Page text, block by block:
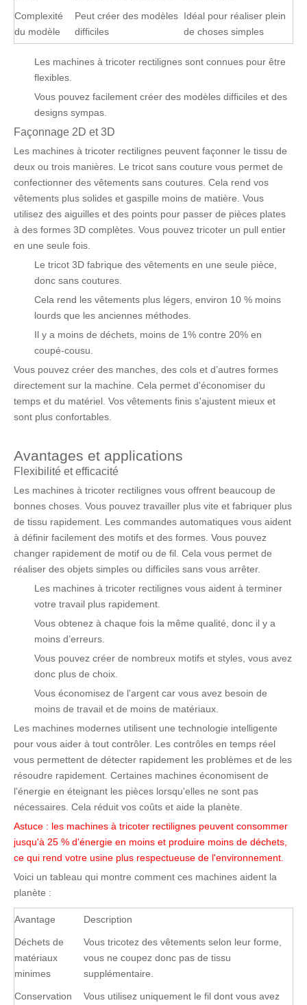
Complexité
du modèle
Peut créer des modèles
difficiles
Idéal pour réaliser plein
de choses simples
Les machines à tricoter rectilignes sont connues pour être
flexibles.
Vous pouvez facilement créer des modèles difficiles et des
designs sympas.
Façonnage 2D et 3D
Les machines à tricoter rectilignes peuvent façonner le tissu de
deux ou trois manières. Le tricot sans couture vous permet de
confectionner des vêtements sans coutures. Cela rend vos
vêtements plus solides et gaspille moins de matière. Vous
utilisez des aiguilles et des points pour passer de pièces plates
à des formes 3D complètes. Vous pouvez tricoter un pull entier
en une seule fois.
Le tricot 3D fabrique des vêtements en une seule pièce,
donc sans coutures.
Cela rend les vêtements plus légers, environ 10 % moins
lourds que les anciennes méthodes.
Il y a moins de déchets, moins de 1% contre 20% en
coupé-cousu.
Vous pouvez créer des manches, des cols et d’autres formes
directement sur la machine. Cela permet d'économiser du
temps et du matériel. Vos vêtements finis s'ajustent mieux et
sont plus confortables.
Avantages et applications
Flexibilité et efficacité
Les machines à tricoter rectilignes vous offrent beaucoup de
bonnes choses. Vous pouvez travailler plus vite et fabriquer plus
de tissu rapidement. Les commandes automatiques vous aident
à définir facilement des motifs et des formes. Vous pouvez
changer rapidement de motif ou de fil. Cela vous permet de
réaliser des objets simples ou difficiles sans vous arrêter.
Les machines à tricoter rectilignes vous aident à terminer
votre travail plus rapidement.
Vous obtenez à chaque fois la même qualité, donc il y a
moins d’erreurs.
Vous pouvez créer de nombreux motifs et styles, vous avez
donc plus de choix.
Vous économisez de l'argent car vous avez besoin de
moins de travail et de moins de matériaux.
Les machines modernes utilisent une technologie intelligente
pour vous aider à tout contrôler. Les contrôles en temps réel
vous permettent de détecter rapidement les problèmes et de les
résoudre rapidement. Certaines machines économisent de
l'énergie en éteignant les pièces lorsqu'elles ne sont pas
nécessaires. Cela réduit vos coûts et aide la planète.
Astuce : les machines à tricoter rectilignes peuvent consommer
jusqu'à 25 % d'énergie en moins et produire moins de déchets,
ce qui rend votre usine plus respectueuse de l'environnement.
Voici un tableau qui montre comment ces machines aident la
planète :
Avantage Description
Déchets de
matériaux
minimes
Vous tricotez des vêtements selon leur forme,
vous ne coupez donc pas de tissu
supplémentaire.
Conservation Vous utilisez uniquement le fil dont vous avez